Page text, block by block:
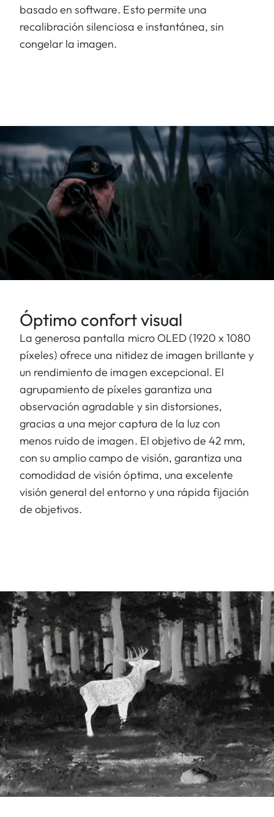
basado en software. Esto permite una
recalibración silenciosa e instantánea, sin
congelar la imagen.
Óptimo confort visual
La generosa pantalla micro OLED (1920 x 1080
píxeles) ofrece una nitidez de imagen brillante y
un rendimiento de imagen excepcional. El
agrupamiento de píxeles garantiza una
observación agradable y sin distorsiones,
gracias a una mejor captura de la luz con
menos ruido de imagen. El objetivo de 42 mm,
con su amplio campo de visión, garantiza una
comodidad de visión óptima, una excelente
visión general del entorno y una rápida fijación
de objetivos.